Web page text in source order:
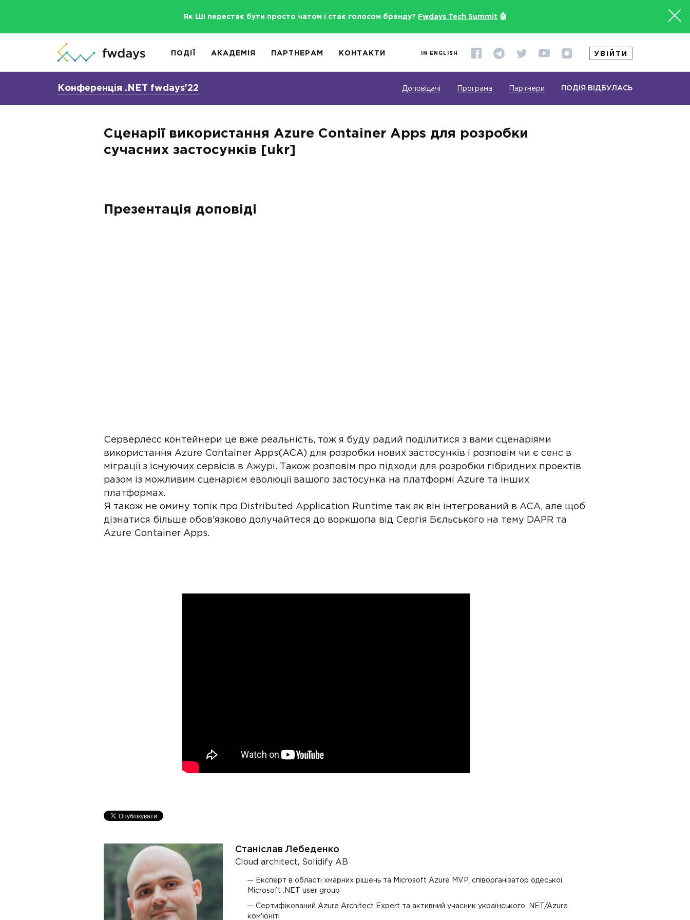
Як ШІ перестає бути просто чатом і стає голосом бренду? Fwdays Tech Summit 🤖
ПОДІЇ АКАДЕМІЯ ПАРТНЕРАМ КОНТАКТИ IN ENGLISH УВІЙТИ
Конференція .NET fwdays'22 Доповідачі Програма Партнери ПОДІЯ ВІДБУЛАСЬ
Сценарії використання Azure Container Apps для розробки
сучасних застосунків [ukr]
Презентація доповіді
Серверлесс контейнери це вже реальність, тож я буду радий поділитися з вами сценаріями
використання Azure Container Apps(ACA) для розробки нових застосунків і розповім чи є сенс в
міграції з існуючих сервісів в Ажурі. Також розповім про підходи для розробки гібридних проектів
разом із можливим сценарієм еволюції вашого застосунка на платформі Azure та інших
платформах.
Я також не омину топік про Distributed Application Runtime так як він інтегрований в ACA, але щоб
дізнатися більше обов'язково долучайтеся до воркшопа від Сергія Бєльського на тему DAPR та
Azure Container Apps.
Станіслав Лебеденко
Cloud architect, Solidify AB
Експерт в області хмарних рішень та Microsoft Azure MVP, співорганізатор одеської
Microsoft .NET user group
Сертифікований Azure Architect Expert та активний учасник українського .NET/Azure
ком'юніті